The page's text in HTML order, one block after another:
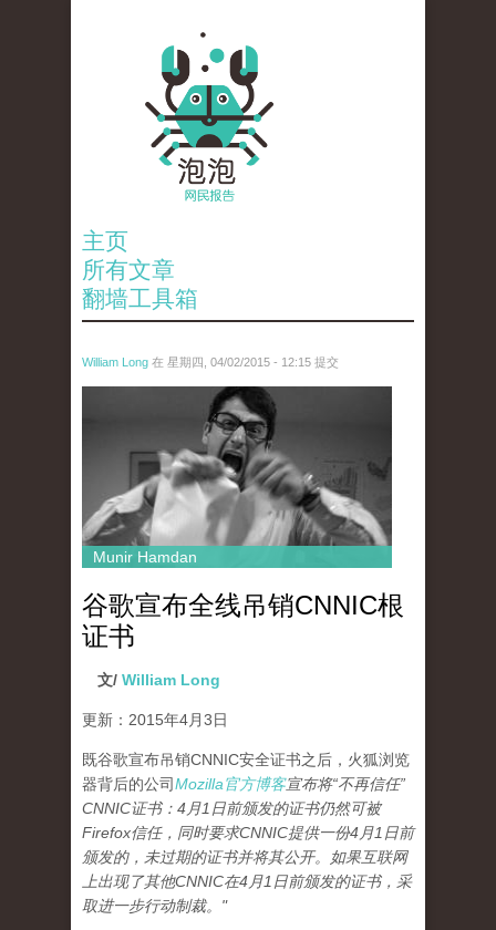
主页
所有文章
翻墙工具箱
William Long 在 星期四, 04/02/2015 - 12:15 提交
Munir Hamdan
谷歌宣布全线吊销CNNIC根
证书
文/ William Long
更新：2015年4月3日
既谷歌宣布吊销CNNIC安全证书之后，火狐浏览
器背后的公司Mozilla官方博客宣布将“不再信任”
CNNIC证书：4月1日前颁发的证书仍然可被
Firefox信任，同时要求CNNIC提供一份4月1日前
颁发的，未过期的证书并将其公开。如果互联网
上出现了其他CNNIC在4月1日前颁发的证书，采
取进一步行动制裁。"